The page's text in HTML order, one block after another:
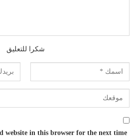
شكرا للتعليق
website in this browser for the next time